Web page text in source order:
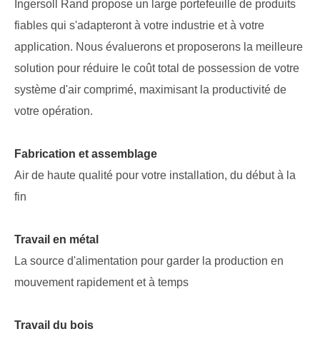
Ingersoll Rand propose un large portefeuille de produits
fiables qui s'adapteront à votre industrie et à votre
application. Nous évaluerons et proposerons la meilleure
solution pour réduire le coût total de possession de votre
système d'air comprimé, maximisant la productivité de
votre opération.
Fabrication et assemblage
Air de haute qualité pour votre installation, du début à la
fin
Travail en métal
La source d'alimentation pour garder la production en
mouvement rapidement et à temps
Travail du bois